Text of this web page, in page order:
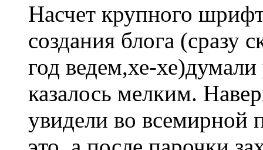
Насчет крупного
создания блога (сразу
год ведем,хе-
казалось мелким.
увидели во всемирной